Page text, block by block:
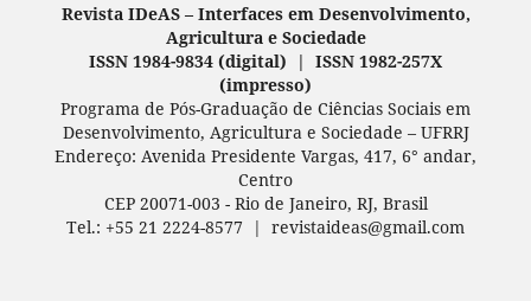
Revista IDeAS – Interfaces em Desenvolvimento,
Agricultura e Sociedade
ISSN 1984-9834 (digital) | ISSN 1982-257X
(impresso)
Programa de Pós-Graduação de Ciências Sociais em
Desenvolvimento, Agricultura e Sociedade – UFRRJ
Endereço: Avenida Presidente Vargas, 417, 6° andar,
Centro
CEP 20071-003 - Rio de Janeiro, RJ, Brasil
Tel.: +55 21 2224-8577 | revistaideas@gmail.com